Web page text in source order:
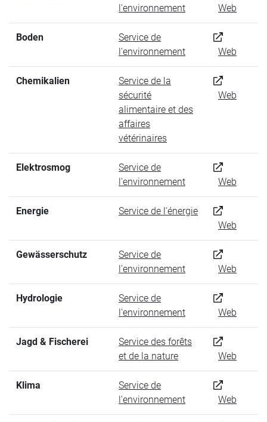
l'environnement
Web
Boden
Service de
l'environnement
Web
Chemikalien
Service de la
sécurité
alimentaire et des
affaires
vétérinaires
Web
Elektrosmog
Service de
l'environnement
Web
Energie
Service de l'énergie
Web
Gewässerschutz
Service de
l'environnement
Web
Hydrologie
Service de
l'environnement
Web
Jagd & Fischerei
Service des forêts
et de la nature
Web
Klima
Service de
l'environnement
Web